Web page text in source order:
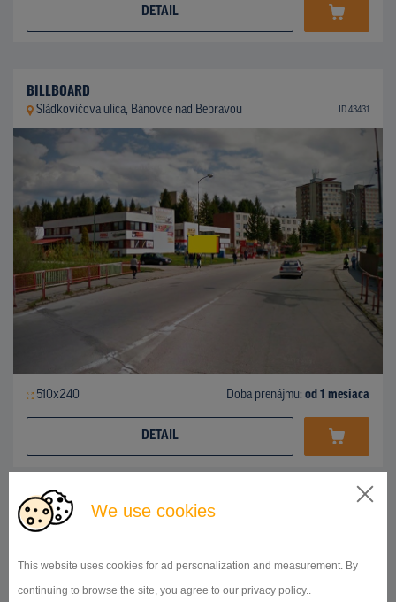
We use cookies
This website uses cookies for ad personalization and measurement. By
continuing to browse the site, you agree to our privacy policy..
DETAIL
BILLBOARD
Sládkovičova ulica, Bánovce nad Bebravou ID 43431
510x240 Doba prenájmu: od 1 mesiaca
DETAIL
BILLBOARD
Hviezdoslavová ulica, Bánovce nad Bebravou